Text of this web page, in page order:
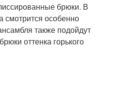
брюки. В
смотрится особенно
также подойдут
оттенка горького